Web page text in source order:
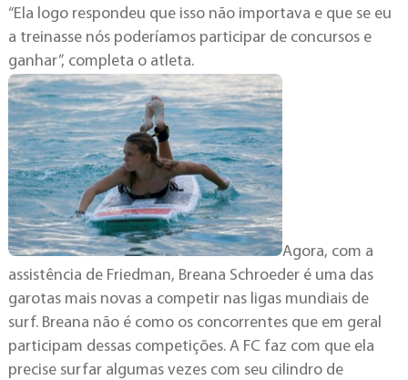
“Ela logo respondeu que isso não importava e que se eu
a treinasse nós poderíamos participar de concursos e
ganhar”, completa o atleta.
Agora, com a
assistência de Friedman, Breana Schroeder é uma das
garotas mais novas a competir nas ligas mundiais de
surf. Breana não é como os concorrentes que em geral
participam dessas competições. A FC faz com que ela
precise surfar algumas vezes com seu cilindro de